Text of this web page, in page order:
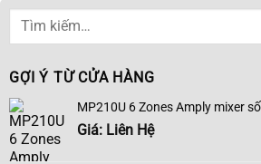
GỢI Ý TỪ CỬA HÀNG
MP210U 6 Zones Amply mixer
Giá: Liên Hệ